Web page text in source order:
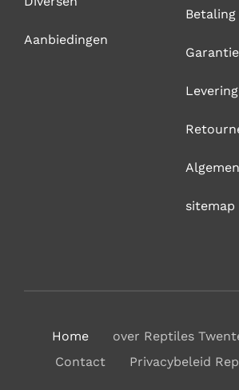
Aanbiedingen
Betaling
Garantie
Levering
sitemap
Home over Reptiles
Contact
Privacybeleid